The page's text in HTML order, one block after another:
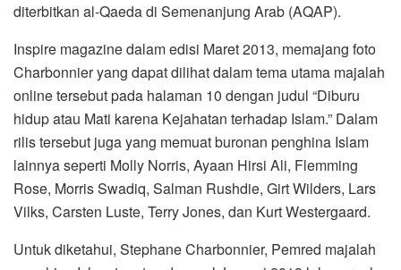
diterbitkan al-Qaeda di Semenanjung Arab (AQAP).
Inspire magazine dalam edisi Maret 2013, memajang foto
Charbonnier yang dapat dilihat dalam tema utama majalah
online tersebut pada halaman 10 dengan judul “Diburu
hidup atau Mati karena Kejahatan terhadap Islam.” Dalam
rilis tersebut juga yang memuat buronan penghina Islam
lainnya seperti Molly Norris, Ayaan Hirsi Ali, Flemming
Rose, Morris Swadiq, Salman Rushdie, Girt Wilders, Lars
Vilks, Carsten Luste, Terry Jones, dan Kurt Westergaard.
Untuk diketahui, Stephane Charbonnier, Pemred majalah